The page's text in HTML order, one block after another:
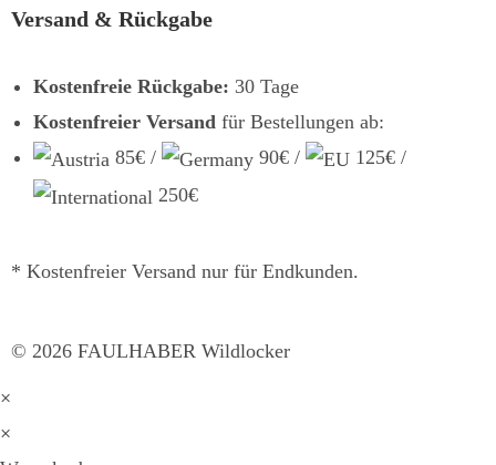
Versand & Rückgabe
Kostenfreie Rückgabe: 30 Tage
Kostenfreier Versand für Bestellungen ab:
85€ /
90€ /
125€ /
250€
* Kostenfreier Versand nur für Endkunden.
© 2026 FAULHABER Wildlocker
×
×